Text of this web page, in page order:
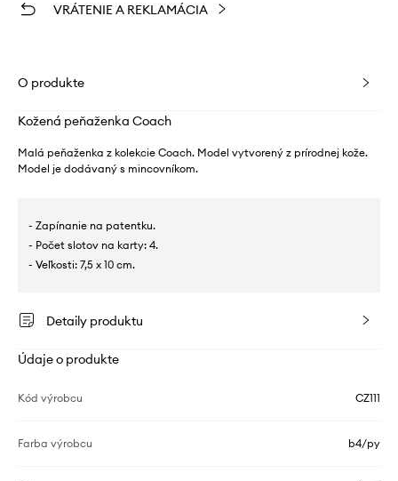
VRÁTENIE A REKLAMÁCIA
O produkte
Kožená peňaženka Coach
Malá peňaženka z kolekcie Coach. Model vytvorený z prírodnej kože.
Model je dodávaný s mincovníkom.
- Zapínanie na patentku.
- Počet slotov na karty: 4.
- Veľkosti: 7,5 x 10 cm.
Detaily produktu
Údaje o produkte
Kód výrobcu CZ111
Farba výrobcu b4/py